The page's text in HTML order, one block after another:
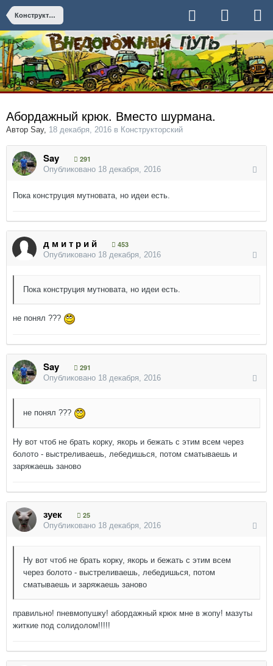
Конструкторский
Абордажный крюк. Вместо шурмана.
Автор Say, 18 декабря, 2016 в Конструкторский
Say
291
Опубликовано 18 декабря, 2016
Пока конструция мутновата, но идеи есть.
д м и т р и й
453
Опубликовано 18 декабря, 2016
Пока конструция мутновата, но идеи есть.
не понял ???
Say
291
Опубликовано 18 декабря, 2016
не понял ???
Ну вот чтоб не брать корку, якорь и бежать с этим всем через
болото - выстреливаешь, лебедишься, потом сматываешь и
заряжаешь заново
зуек
25
Опубликовано 18 декабря, 2016
Ну вот чтоб не брать корку, якорь и бежать с этим всем
через болото - выстреливаешь, лебедишься, потом
сматываешь и заряжаешь заново
правильно! пневмопушку! абордажный крюк мне в жопу! мазуты
житкие под солидолом!!!!!